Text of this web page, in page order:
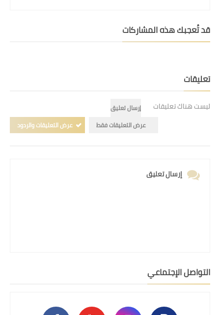
قد تُعجبك هذه المشاركات
تعليقات
ليست هناك تعليقات
إرسال تعليق
عرض التعليقات فقط
عرض التعليقات والردود
إرسال تعليق
التواصل الإجتماعي